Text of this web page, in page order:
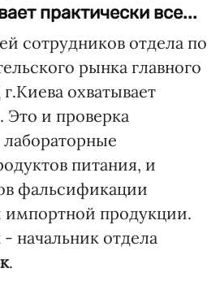
практически все...
сотрудников отдела по
рынка главного
охватывает
Это и проверка
питания, и
фальсификации
импортной продукции.
начальник отдела
.